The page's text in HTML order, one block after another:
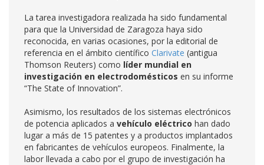
La tarea investigadora realizada ha sido fundamental
para que la Universidad de Zaragoza haya sido
reconocida, en varias ocasiones, por la editorial de
referencia en el ámbito científico Clarivate (antigua
Thomson Reuters) como líder mundial en
investigación en electrodomésticos en su informe
“The State of Innovation”.
Asimismo, los resultados de los sistemas electrónicos
de potencia aplicados a vehículo eléctrico han dado
lugar a más de 15 patentes y a productos implantados
en fabricantes de vehículos europeos. Finalmente, la
labor llevada a cabo por el grupo de investigación ha